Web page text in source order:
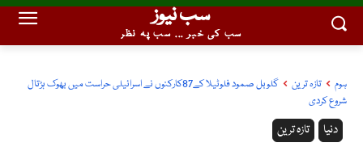
سب نیوز
سب کی خبر ... سب پہ نظر
ہوم تازہ ترین
گلوبل صمود فلوٹیلا کے87کارکنوں نے اسرائیلی حراست میں بھوک ہڑتال
شروع کردی
تازہ ترین دنیا